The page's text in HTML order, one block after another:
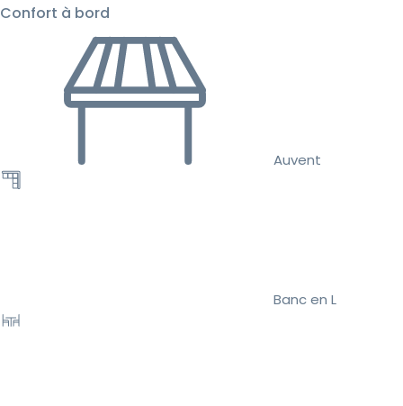
Confort à bord
Auvent
Banc en L